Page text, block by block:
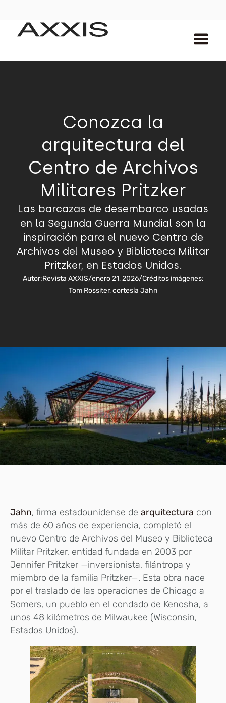
Conozca la
arquitectura del
Centro de Archivos
Militares Pritzker
Las barcazas de desembarco usadas
en la Segunda Guerra Mundial son la
inspiración para el nuevo Centro de
Archivos del Museo y Biblioteca Militar
Pritzker, en Estados Unidos.
Autor:Revista AXXIS/enero 21, 2026/Créditos imágenes:
Tom Rossiter, cortesía Jahn
Jahn, firma estadounidense de arquitectura con
más de 60 años de experiencia, completó el
nuevo Centro de Archivos del Museo y Biblioteca
Militar Pritzker, entidad fundada en 2003 por
Jennifer Pritzker —inversionista, filántropa y
miembro de la familia Pritzker—. Esta obra nace
por el traslado de las operaciones de Chicago a
Somers, un pueblo en el condado de Kenosha, a
unos 48 kilómetros de Milwaukee (Wisconsin,
Estados Unidos).